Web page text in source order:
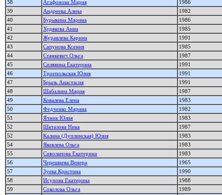
38
Агафонова Мария
1986
39
Андреева Алена
1982
40
Бурыкина Марина
1986
41
Худякова Анна
1985
42
Журавлева Карина
1991
43
Сапунова Ксения
1985
44
Станкевич Ольга
1987
45
Силявина Екатерина
1991
46
Троепольская Юлия
1991
47
Брыль Анастасия
1991
48
Шабалина Мария
1987
49
Ковалева Елена
1983
50
Федченко Марина
1982
51
Ячник Юлия
1983
52
Шаталова Ника
1987
52
Калина (Дуплинская) Юлия
1983
54
Яковлева Ольга
1983
55
Сиволапова Екатерина
1983
56
Черешнева Венера
1965
57
Зуева Кристина
1990
58
Исупова Екатерина
1988
59
Соколова Ольга
1989